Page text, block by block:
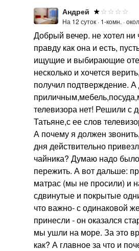
Андрей
На 12 суток · 1-комн. ·
Добрый вечер. не хотел ни
правду как она и есть,
ищущие и выбирающие
несколько и хочется
получил подтверждение.
телевизора нет! Решили с
Татьяне,с ее слов
А почему я должен
дня действительно
чайника? Думаю надо
пережить. А вот дальше:
матрас (мы не просили) и
сдвинутые и покрытые
что важно- с одинаковой
принесли - он оказался
мы ушли на море. За это
как? А главное за что и